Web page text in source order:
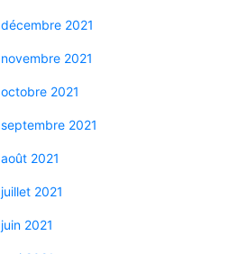
décembre 2021
novembre 2021
octobre 2021
septembre 2021
août 2021
juillet 2021
juin 2021